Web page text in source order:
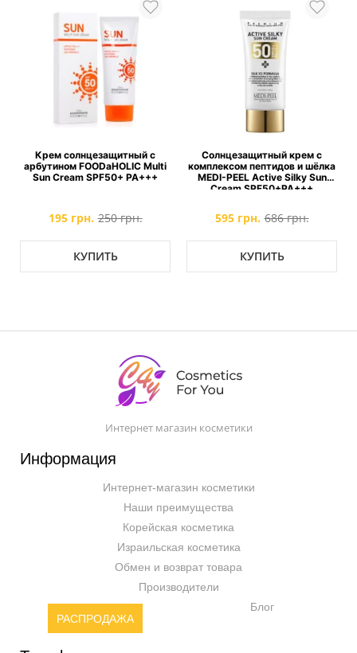
Крем солнцезащитный с
арбутином FOODaHOLIC Multi
Sun Cream SPF50+ PA+++
195 грн. 250 грн.
КУПИТЬ
Солнцезащитный крем с
комплексом пептидов и шёлка
MEDI-PEEL Active Silky Sun
Cream SPF50+PA+++
595 грн. 686 грн.
КУПИТЬ
Интернет магазин косметики
Информация
Интернет-магазин косметики
Наши преимущества
Корейская косметика
Израильская косметика
Обмен и возврат товара
Производители
РАСПРОДАЖА
Блог